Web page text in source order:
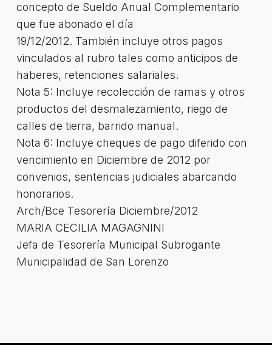
concepto de Sueldo Anual Complementario
que fue abonado el día
19/12/2012. También incluye otros pagos
vinculados al rubro tales como anticipos de
haberes, retenciones salariales.
Nota 5: Incluye recolección de ramas y otros
productos del desmalezamiento, riego de
calles de tierra, barrido manual.
Nota 6: Incluye cheques de pago diferido con
vencimiento en Diciembre de 2012 por
convenios, sentencias judiciales abarcando
honorarios.
Arch/Bce Tesorería Diciembre/2012
MARIA CECILIA MAGAGNINI
Jefa de Tesorería Municipal Subrogante
Municipalidad de San Lorenzo